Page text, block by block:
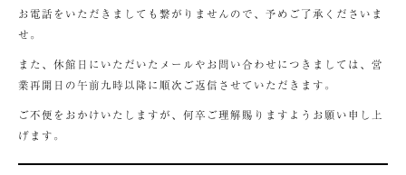
お電話をいただきましても繋がりませんので、予めご了承くださいま
せ。
また、休館日にいただいたメールやお問い合わせにつきましては、営
業再開日の午前九時以降に順次ご返信させていただきます。
ご不便をおかけいたしますが、何卒ご理解賜りますようお願い申し上
げます。